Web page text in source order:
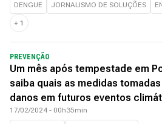
DENGUE JORNALISMO DE SOLUÇÕES
+ 1
PREVENÇÃO
Um mês após tempestade em
saiba quais as medidas
danos em futuros eventos
17/02/2024 - 00h35min